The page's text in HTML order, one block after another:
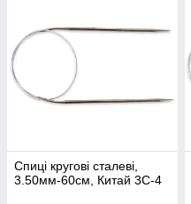
Спиці кругові сталеві,
3.50мм-60см, Китай 3C-4